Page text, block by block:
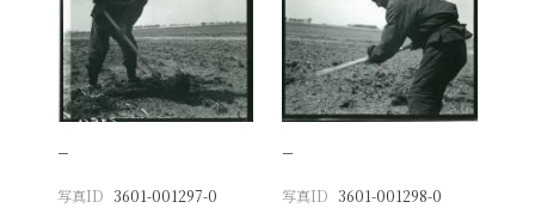
−
写真ID 3601-001297-0
−
写真ID 3601-001298-0